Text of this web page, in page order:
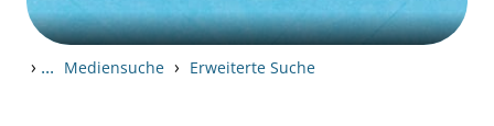
› ... Mediensuche › Erweiterte Suche